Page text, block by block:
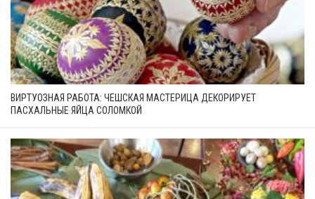
ВИРТУОЗНАЯ РАБОТА: ЧЕШСКАЯ МАСТЕРИЦА ДЕКОРИРУЕТ
ПАСХАЛЬНЫЕ ЯЙЦА СОЛОМКОЙ